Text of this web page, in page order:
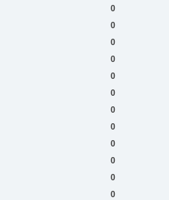
0
0
0
0
0
0
0
0
0
0
0
0